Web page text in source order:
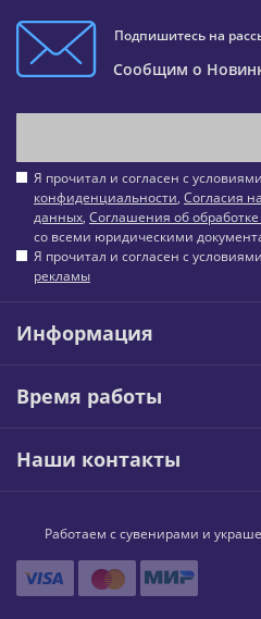
Подпишитесь на
Сообщим о
Я прочитал и согласен с условиями
конфиденциальности, Согласия
данных, Соглашения об
со всеми юридическими
Я прочитал и согласен с условиями
рекламы
Информация
Время работы
Наши контакты
Работаем с сувенирами и